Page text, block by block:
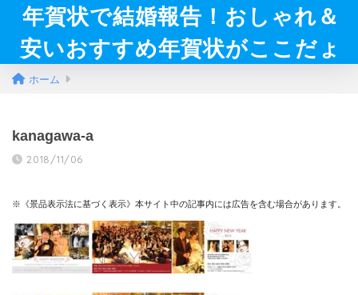
年賀状で結婚報告！おしゃれ＆
安いおすすめ年賀状がここだょ
ホーム
kanagawa-a
2018/11/06
※《景品表示法に基づく表示》本サイト中の記事内には広告を含む場合があります。